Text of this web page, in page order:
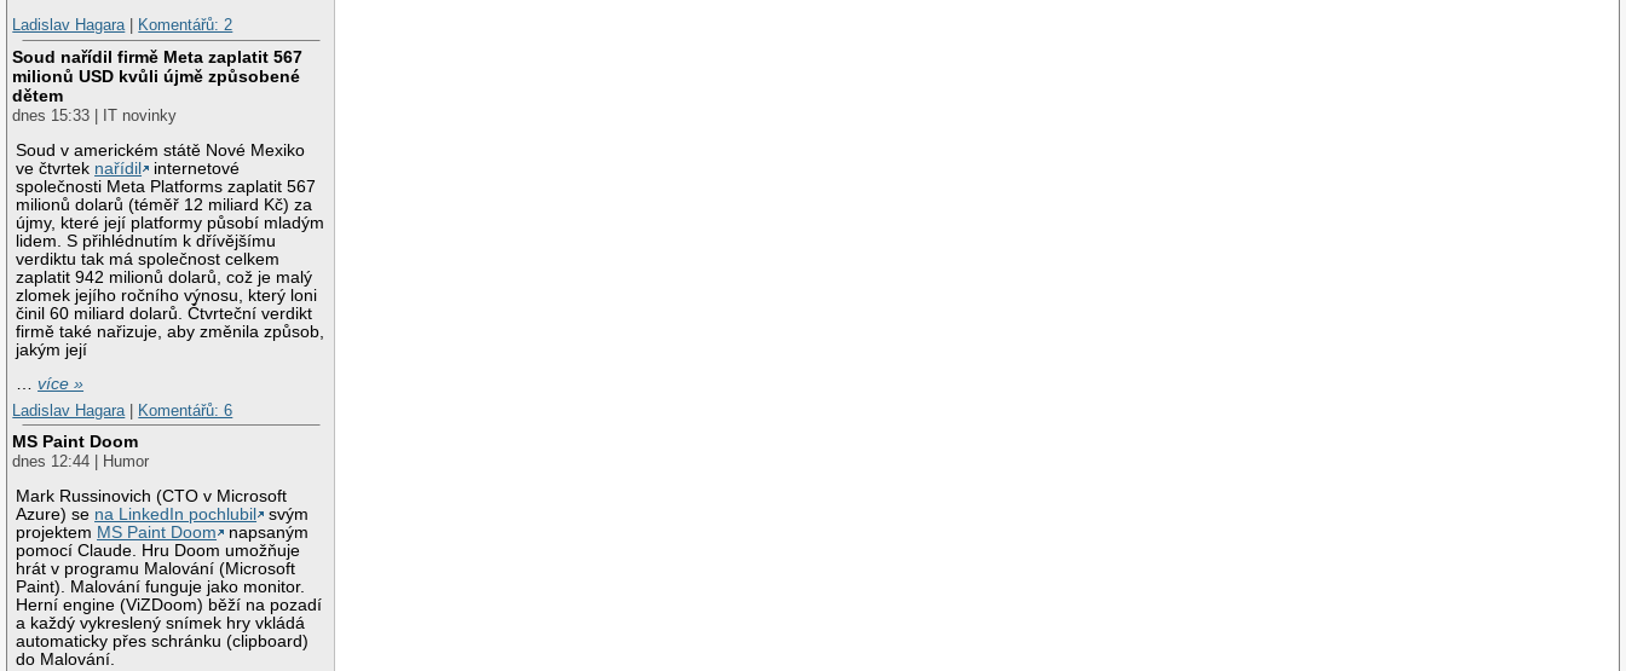
Ladislav Hagara| Komentářů: 2
Soud nařídil firmě Meta zaplatit 567
milionů USD kvůli újmě způsobené
dětem
dnes 15:33 | IT novinky
Soud v americkém státě Nové Mexiko
ve čtvrtek nařídil
internetové
společnosti Meta Platforms zaplatit 567
milionů dolarů (téměř 12 miliard Kč) za
újmy, které její platformy působí mladým
lidem. S přihlédnutím k dřívějšímu
verdiktu tak má společnost celkem
zaplatit 942 milionů dolarů, což je malý
zlomek jejího ročního výnosu, který loni
činil 60 miliard dolarů. Čtvrteční verdikt
firmě také nařizuje, aby změnila způsob,
jakým její
…více »
Ladislav Hagara
Komentářů: 6
MS Paint Doom
dnes 12:44 | Humor
Mark Russinovich (CTO v Microsoft
Azure) se na LinkedIn pochlubil
svým
projektem MS Paint Doom
napsaným
pomocí Claude. Hru Doom umožňuje
hrát v programu Malování (Microsoft
Paint). Malování funguje jako monitor.
Herní engine (ViZDoom) běží na pozadí
a každý vykreslený snímek hry vkládá
automaticky přes schránku (clipboard)
do Malování.